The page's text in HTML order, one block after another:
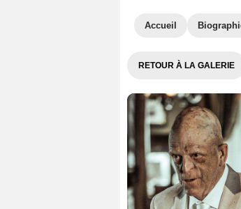
Accueil
RETOUR À LA GALERIE